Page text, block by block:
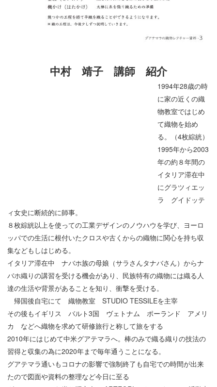
中村 靖子 講師 紹介
1994年28歳の時
に家の近くの織
物教室ではじめ
て織物を始め
る。（4枚綜絖）
1995年から2003
年の約８年間の
イタリア滞在中
にグラツィエッ
ラ グイドッテ
ィ女史に断続的に師事。
８枚綜絖以上を使っての工業デザインのノウハウを学び、ヨーロ
ッパでの生活に根付いたクロスや古くからの織物に関心を持ち収
集などもしはじめる。
イタリア滞在中 ナバホ族の母娘（サラさんタナバさん）からナ
バホ織りの講習を受ける機会があり、民族特有の織物には織る人
達の生活や背景があることを知り、衝撃を受ける。
帰国後自宅にて 織物教室 STUDIO TESSILEを主宰
その後もイギリス バルト3国 ヴェトナム ポーランド アメリ
カ などへ織物を求めて研修旅行と称して旅をする
2010年にはじめて中米グアテマラへ。棒のみで織る織りの技法の
習得と収集の為に2020年まで毎年通うことになる。
グアテマラ通いもコロナの影響で強制終了も自宅での時間が出来
たので図面や資料の整理など今日に至る